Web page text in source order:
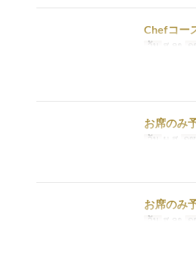
Chefコー
ວັນ ສ, ອາ
お席のみ
ວັນ ພ, ສູ ຄ
お席のみ
ວັນ ສ, ອາ